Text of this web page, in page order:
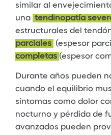
similar al
una tendinopatía
estructurales del
parciales (espesor
completas (espesor
Durante años pueden
cuando el equilibrio
síntomas como dolor
nocturno y pérdida de
avanzados pueden